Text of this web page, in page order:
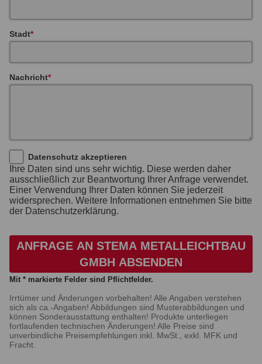
Stadt
Nachricht
Datenschutz akzeptieren
Ihre Daten sind uns sehr wichtig. Diese werden daher
ausschließlich zur Beantwortung Ihrer Anfrage verwendet.
Einer Verwendung Ihrer Daten können Sie jederzeit
widersprechen. Weitere Informationen entnehmen Sie bitte
der Datenschutzerklärung.
ANFRAGE AN STEMA METALLEICHTBAU
GMBH ABSENDEN
Mit * markierte Felder sind Pflichtfelder.
Irrtümer und Änderungen vorbehalten! Alle Angaben verstehen
sich als ca.-Angaben! Abbildungen sind Musterabbildungen und
können Sonderausstattung enthalten! Produkte unterliegen
fortlaufenden technischen Änderungen! Alle Preise sind
unverbindliche Preisempfehlungen inkl. MwSt., exkl. MFK und
Fracht.